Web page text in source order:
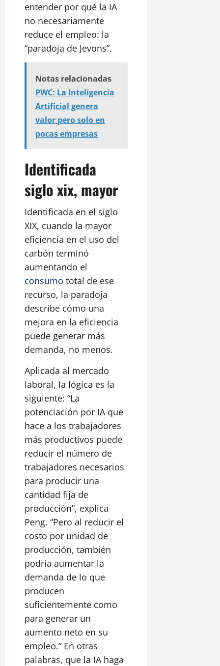
entender por qué la IA
no necesariamente
reduce el empleo: la
“paradoja de Jevons”.
Notas relacionadas
PWC: La Inteligencia
Artificial genera
valor pero solo en
pocas empresas
Identificada
siglo xix, mayor
Identificada en el siglo
XIX, cuando la mayor
eficiencia en el uso del
carbón terminó
aumentando el
consumo total de ese
recurso, la paradoja
describe cómo una
mejora en la eficiencia
puede generar más
demanda, no menos.
Aplicada al mercado
laboral, la lógica es la
siguiente: “La
potenciación por IA que
hace a los trabajadores
más productivos puede
reducir el número de
trabajadores necesarios
para producir una
cantidad fija de
producción”, explica
Peng. “Pero al reducir el
costo por unidad de
producción, también
podría aumentar la
demanda de lo que
producen
suficientemente como
para generar un
aumento neto en su
empleo.” En otras
palabras, que la IA haga